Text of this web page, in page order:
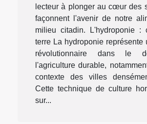
lecteur à plonger au cœur des
façonnent l'avenir de notre
milieu citadin. L'hydroponie :
terre La hydroponie représente
révolutionnaire dans le
l'agriculture durable,
contexte des villes
Cette technique de culture
sur...